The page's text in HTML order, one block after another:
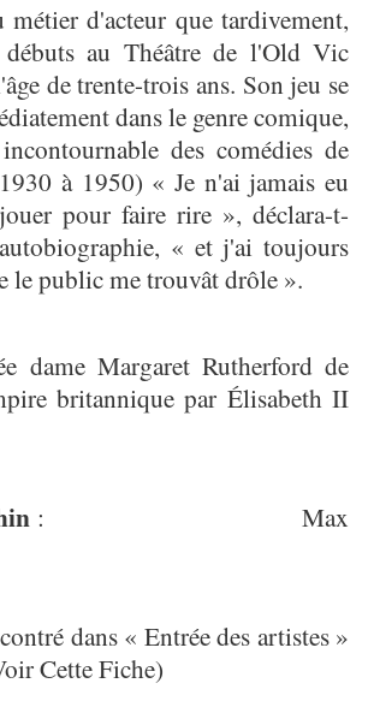
d'acteur que tardivement,
débuts au Théâtre de l'Old Vic
de trente-trois ans. Son jeu se
dans le genre comique,
des comédies de
à 1950) « Je n'ai jamais eu
pour faire rire », déclara-t-
« et j'ai toujours
le public me trouvât drôle ».
dame Margaret Rutherford de
britannique par Élisabeth II
: Max
dans « Entrée des artistes »
Cette Fiche)